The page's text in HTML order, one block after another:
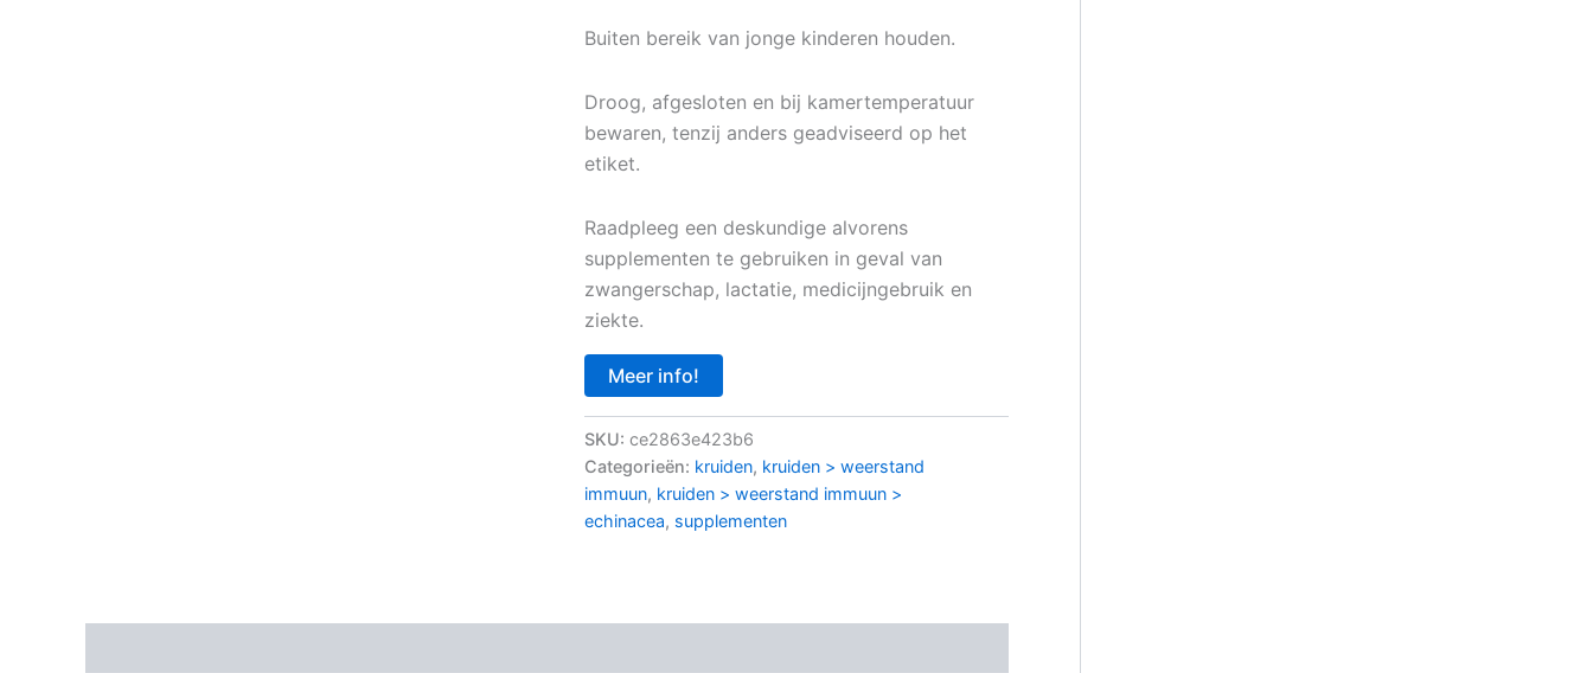
Buiten bereik van jonge kinderen houden.
Droog, afgesloten en bij kamertemperatuur
bewaren, tenzij anders geadviseerd op het
etiket.
Raadpleeg een deskundige alvorens
supplementen te gebruiken in geval van
zwangerschap, lactatie, medicijngebruik en
ziekte.
Meer info!
SKU: ce2863e423b6
Categorieën: kruiden, kruiden > weerstand
immuun, kruiden > weerstand immuun >
echinacea, supplementen